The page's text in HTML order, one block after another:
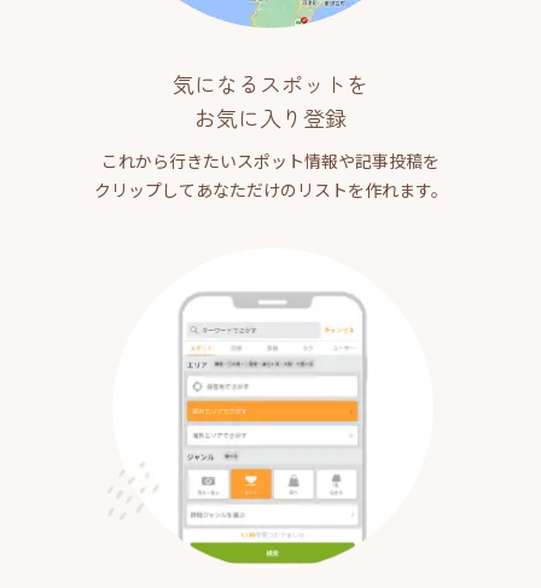
気になるスポットを
お気に入り登録
これから行きたいスポット情報や記事投稿を
クリップしてあなただけのリストを作れます。